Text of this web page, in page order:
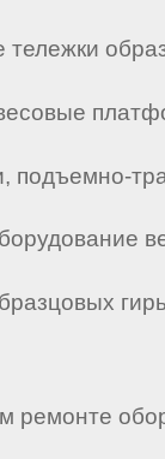
подъемно-
ремонте